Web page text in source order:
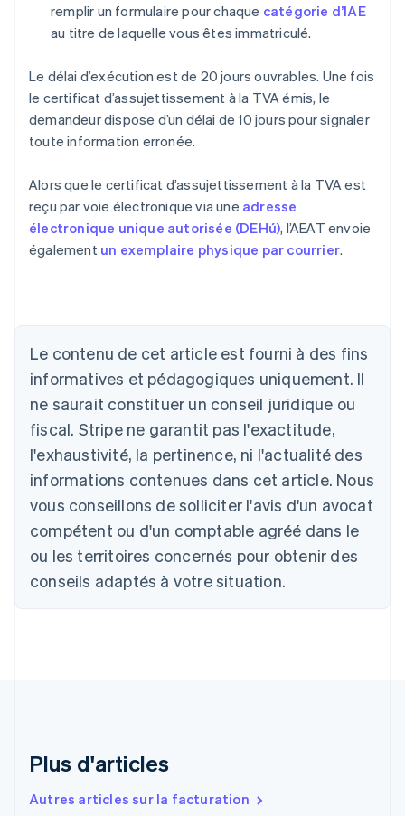
remplir un formulaire pour chaque catégorie d’IAE
au titre de laquelle vous êtes immatriculé.
Le délai d’exécution est de 20 jours ouvrables. Une fois
le certificat d’assujettissement à la TVA émis, le
demandeur dispose d’un délai de 10 jours pour signaler
toute information erronée.
Alors que le certificat d’assujettissement à la TVA est
reçu par voie électronique via une adresse
électronique unique autorisée (DEHú), l’AEAT envoie
également un exemplaire physique par courrier.
Le contenu de cet article est fourni à des fins
informatives et pédagogiques uniquement. Il
ne saurait constituer un conseil juridique ou
fiscal. Stripe ne garantit pas l'exactitude,
l'exhaustivité, la pertinence, ni l'actualité des
informations contenues dans cet article. Nous
vous conseillons de solliciter l'avis d'un avocat
compétent ou d'un comptable agréé dans le
ou les territoires concernés pour obtenir des
conseils adaptés à votre situation.
Plus d'articles
Autres articles sur la facturation
DeutschEnglish
English
Autriche
Deutsch English
Belgique
NederlandsFrançaisDeutschEnglish
Brésil
Bulgarie
English
Canada
English Français
Chine continentale
Espagne
Estonie